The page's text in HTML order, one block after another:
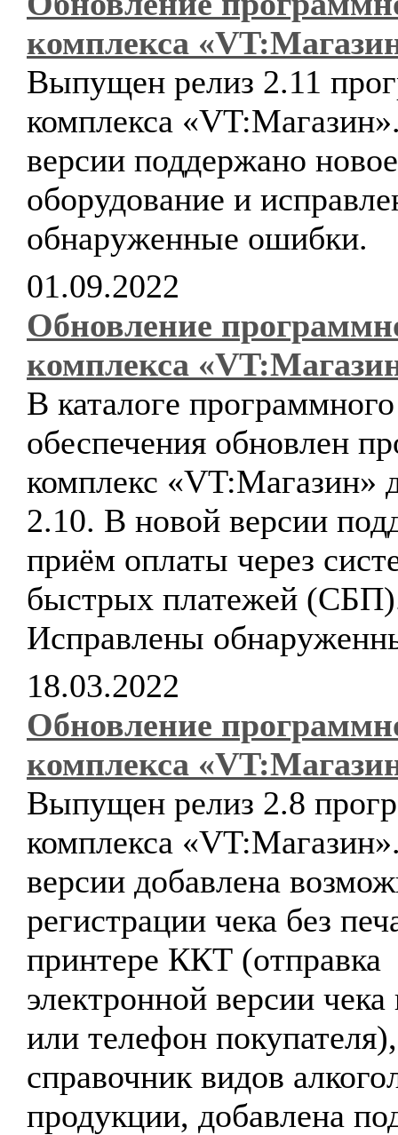
комплекса
Выпущен релиз 2.11
комплекса
версии поддержано новое
оборудование и
обнаруженные ошибки.
01.09.2022
Обновление
комплекса
В каталоге программного
обеспечения обновлен
комплекс «VT:Магазин»
2.10. В новой версии
приём оплаты через
быстрых платежей
Исправлены
18.03.2022
Обновление
комплекса
Выпущен релиз 2.8
комплекса
версии добавлена
регистрации чека без
принтере ККТ (отправка
электронной версии
или телефон
справочник видов
продукции, добавлена